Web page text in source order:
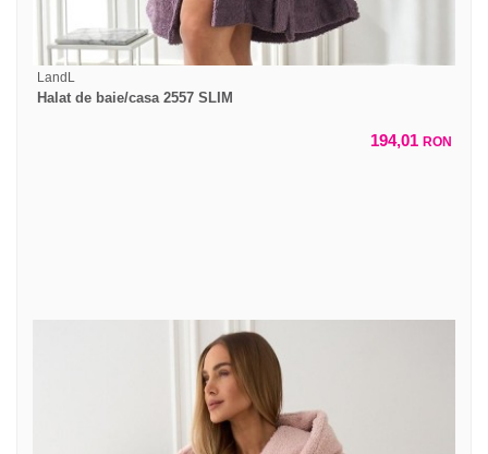
LandL
Halat de baie/casa 2557 SLIM
194,01 RON